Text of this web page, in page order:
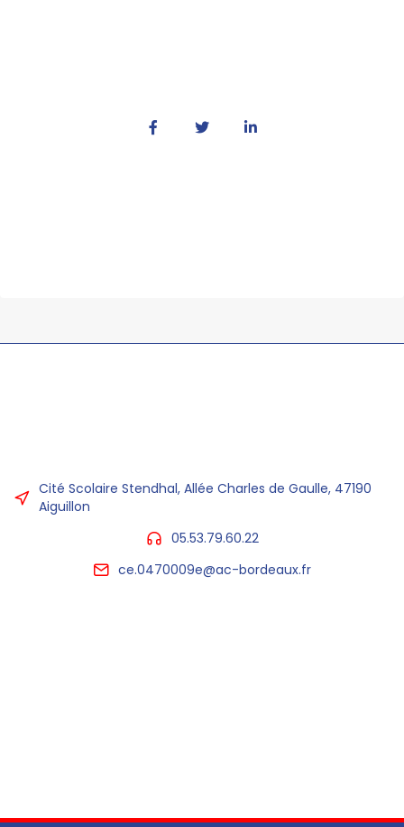
Cité Scolaire Stendhal, Allée Charles de Gaulle, 47190
Aiguillon
05.53.79.60.22
ce.0470009e@ac-bordeaux.fr